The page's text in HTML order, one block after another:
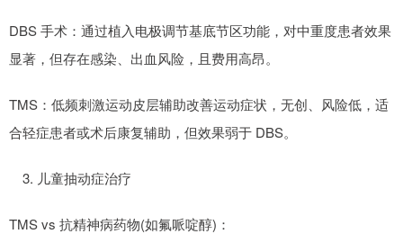
DBS 手术：通过植入电极调节基底节区功能，对中重度患者效果
显著，但存在感染、出血风险，且费用高昂。
TMS：低频刺激运动皮层辅助改善运动症状，无创、风险低，适
合轻症患者或术后康复辅助，但效果弱于 DBS。
3. 儿童抽动症治疗
TMS vs 抗精神病药物(如氟哌啶醇)：